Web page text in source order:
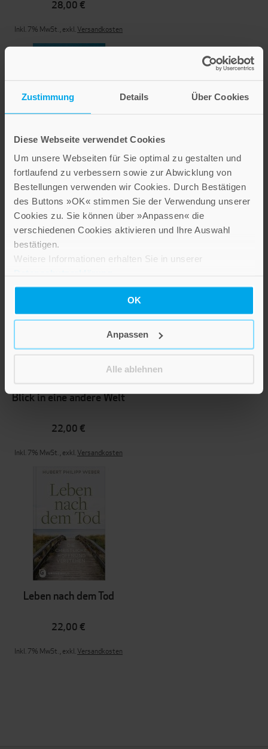
Zustimmung Details Über Cookies
Diese Webseite verwendet Cookies
Um unsere Webseiten für Sie optimal zu gestalten und
fortlaufend zu verbessern sowie zur Abwicklung von
Bestellungen verwenden wir Cookies. Durch Bestätigen
des Buttons »OK« stimmen Sie der Verwendung unserer
Cookies zu. Sie können über »Anpassen« die
verschiedenen Cookies aktivieren und Ihre Auswahl
bestätigen.
Weitere Informationen erhalten Sie in unserer
OK
Anpassen
Alle ablehnen
28,00 €
Inkl. 7% MwSt.,exkl.Versandkosten
Sterbe- und
Trauerbegleitung
22,00 €
Inkl. 7% MwSt.
Blick in eine andere Welt
22,00 €
Inkl. 7% MwSt.,exkl.Versandkosten
Leben nach dem Tod
22,00 €
Inkl. 7% MwSt.,exkl.Versandkosten